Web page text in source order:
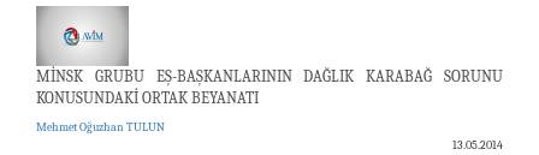
MİNSK GRUBU EŞ-BAŞKANLARININ DAĞLIK KARABAĞ SORUNU
KONUSUNDAKİ ORTAK BEYANATI
Mehmet Oğuzhan TULUN
13.05.2014